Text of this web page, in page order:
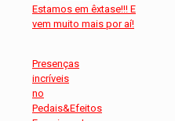
Presenças
incríveis
no
Pedais&Efeitos